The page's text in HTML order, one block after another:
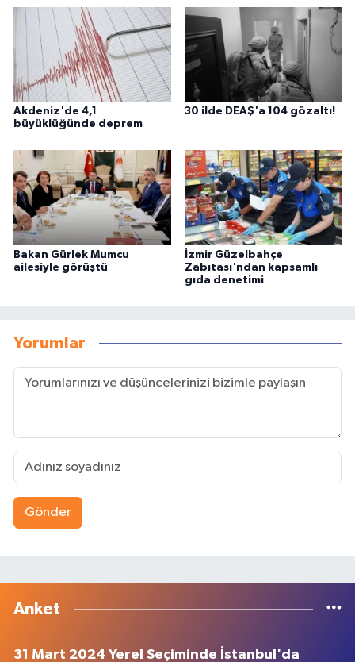
Akdeniz'de 4,1
büyüklüğünde deprem
30 ilde DEAŞ'a 104 gözaltı!
Bakan Gürlek Mumcu
ailesiyle görüştü
İzmir Güzelbahçe
Zabıtası'ndan kapsamlı
gıda denetimi
Yorumlar
Gönder
Anket
31 Mart 2024 Yerel Seçiminde İstanbul'da